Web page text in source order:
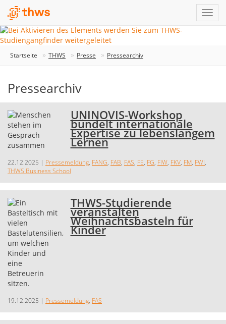
Startseite THWS Presse Pressearchiv
Pressearchiv
UNINOVIS-Workshop
bündelt internationale
Expertise zu lebenslangem
Lernen
22.12.2025 | Pressemeldung, FANG, FAB, FAS, FE, FG, FIW, FKV, FM, FWI,
THWS Business School
THWS-Studierende
veranstalten
Weihnachtsbasteln für
Kinder
19.12.2025 | Pressemeldung, FAS